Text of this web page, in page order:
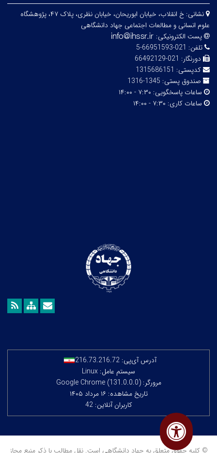
نشانی:
خ انقلاب، خیابان ابوریحان، خیابان نظری، پلاک ۴۷، پژوهشگاه
علوم انسانی و مطالعات اجتماعی جهاد دانشگاهی
پست الکترونیکی:
تلفن: 021-66951593-5
دورنگار: 021-66492129
کدپستی: 1315686151
صندوق پستی: 1345-1316
ساعات پاسخگویی: ۷:۳۰ - ۱۴:۰۰
ساعات کاری: ۷:۳۰ - ۱۴:۰۰
آدرس آی‌پی: 216.73.216.72
سیستم عامل: Linux
مرورگر: Google Chrome (131.0.0.0)
تاریخ مشاهده: ۱۶ مرداد ۱۴۰۵
کاربران آنلاین: 42
© کلیه حقوق متعلق به جهاد دانشگاهی است. نقل مطالب با ذکر منبع مجاز